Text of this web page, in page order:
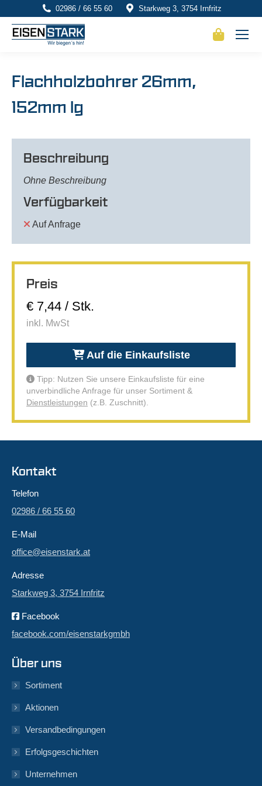
02986 / 66 55 60 Starkweg 3, 3754 Irnfritz
Flachholzbohrer 26mm,
152mm lg
Beschreibung
Ohne Beschreibung
Verfügbarkeit
Auf Anfrage
Preis
€ 7,44 / Stk.
inkl. MwSt
Auf die Einkaufsliste
Tipp: Nutzen Sie unsere Einkaufsliste für eine
unverbindliche Anfrage für unser Sortiment &
Dienstleistungen (z.B. Zuschnitt).
Kontakt
Telefon
02986 / 66 55 60
E-Mail
office@eisenstark.at
Adresse
Starkweg 3, 3754 Irnfritz
Facebook
facebook.com/eisenstarkgmbh
Über uns
Sortiment
Aktionen
Versandbedingungen
Erfolgsgeschichten
Unternehmen